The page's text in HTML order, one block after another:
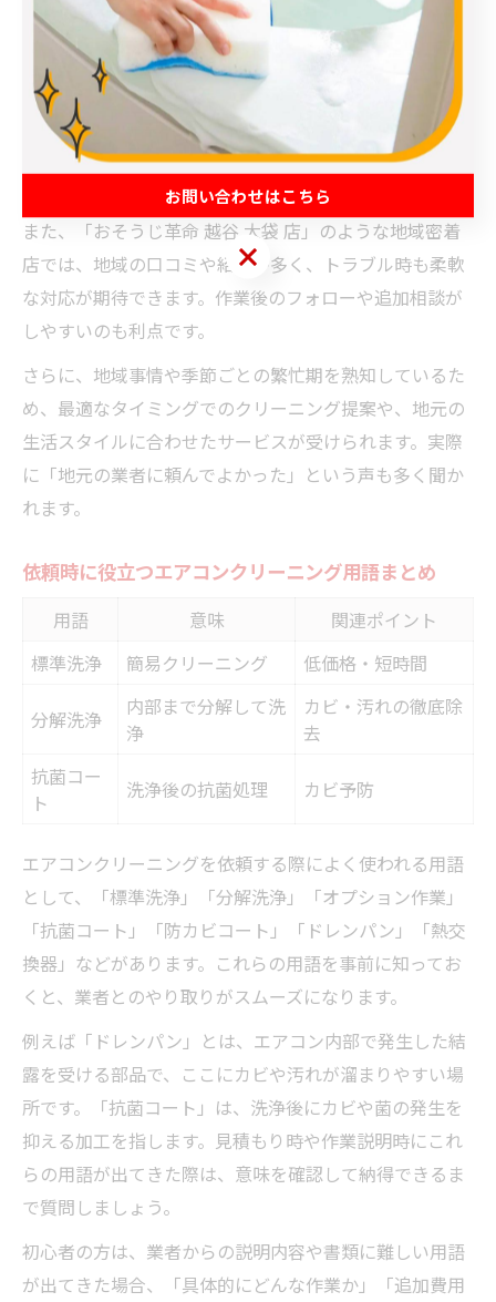
地域密着型エアコンクリーニングの利点を解説
越谷市でエアコンクリーニングを依頼する際、地域密着
型業者を選ぶメリットは多岐にわたります。まず、地元
ならではの迅速な対応や、リピーター向けのアフターサ
ービスが充実している点が挙げられます。
また、「おそうじ革命 越谷 大袋 店」のような地域密着
店では、地域の口コミや紹介が多く、トラブル時も柔軟
な対応が期待できます。作業後のフォローや追加相談が
しやすいのも利点です。
さらに、地域事情や季節ごとの繁忙期を熟知しているた
め、最適なタイミングでのクリーニング提案や、地元の
生活スタイルに合わせたサービスが受けられます。実際
に「地元の業者に頼んでよかった」という声も多く聞か
れます。
依頼時に役立つエアコンクリーニング用語まとめ
用語 意味
関連ポイント
標準洗浄
簡易クリーニング 低価格・短時間
分解洗浄
内部まで分解して洗
浄
カビ・汚れの徹底除
去
抗菌コー
ト
洗浄後の抗菌処理 カビ予防
エアコンクリーニングを依頼する際によく使われる用語
として、「標準洗浄」「分解洗浄」「オプション作業」
「抗菌コート」「防カビコート」「ドレンパン」「熱交
換器」などがあります。これらの用語を事前に知ってお
くと、業者とのやり取りがスムーズになります。
例えば「ドレンパン」とは、エアコン内部で発生した結
露を受ける部品で、ここにカビや汚れが溜まりやすい場
所です。「抗菌コート」は、洗浄後にカビや菌の発生を
抑える加工を指します。見積もり時や作業説明時にこれ
らの用語が出てきた際は、意味を確認して納得できるま
で質問しましょう。
初心者の方は、業者からの説明内容や書類に難しい用語
が出てきた場合、「具体的にどんな作業か」「追加費用
お問い合わせはこちら
お問い合わせはこちら